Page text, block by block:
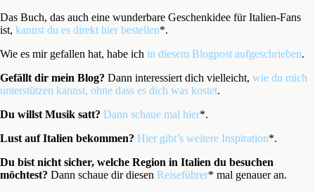
Das Buch, das auch eine wunderbare Geschenkidee für Italien-Fans
ist, kannst du es direkt hier bestellen*.
Wie es mir gefallen hat, habe ich in diesem Blogpost aufgeschrieben.
Gefällt dir mein Blog? Dann interessiert dich vielleicht, wie du mich
unterstützen kannst, ohne dass es dich was kostet.
Du willst Musik satt? Dann schaue mal hier*.
Lust auf Italien bekommen? Hier gibt’s weitere Inspiration*.
Du bist nicht sicher, welche Region in Italien du besuchen
möchtest? Dann schaue dir diesen Reiseführer* mal genauer an.